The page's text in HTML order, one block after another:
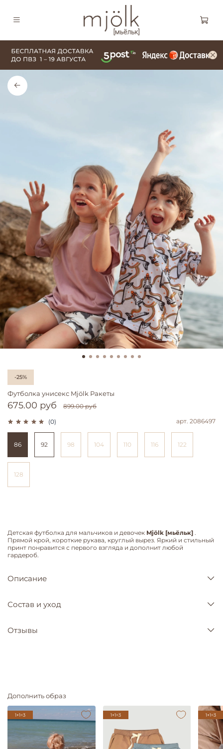
-25%
(0) арт. 2086497
Футболка унисекс Mjölk Ракеты
675.00 руб 899.00 руб
86 92 98 104 110 116 122
128
Детская футболка для мальчиков и девочек Mjölk [мьёльк] .
Прямой крой, короткие рукава, круглый вырез. Яркий и стильный
принт понравится с первого взгляда и дополнит любой
гардероб.
Описание
Состав и уход
Отзывы
Дополнить образ
1+1=3 1+1=3 1+1=3